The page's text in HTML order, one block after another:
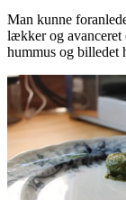
Man kunne
lækker og avanceret
hummus og billedet